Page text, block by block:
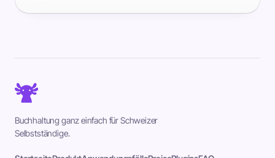
Buchhaltung ganz einfach für Schweizer
Selbstständige.